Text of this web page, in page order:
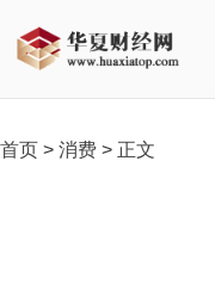
首页 > 消费 > 正文